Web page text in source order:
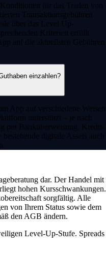
für das Traden von
Transaktionsgebühren
über das Level Up-
Kriterien erfüllt
auf die aktuellsten Gebühren
einzahlen?
App auf verschiedene Weisen
unterstützt – je nach
per Banküberweisung, Kredit-
digitale Assets auch
dar. Der Handel mit
hohen Kursschwankungen.
sorgfältig. Alle
von Ihrem Status sowie dem
den AGB ändern.
Level-Up-Stufe. Spreads